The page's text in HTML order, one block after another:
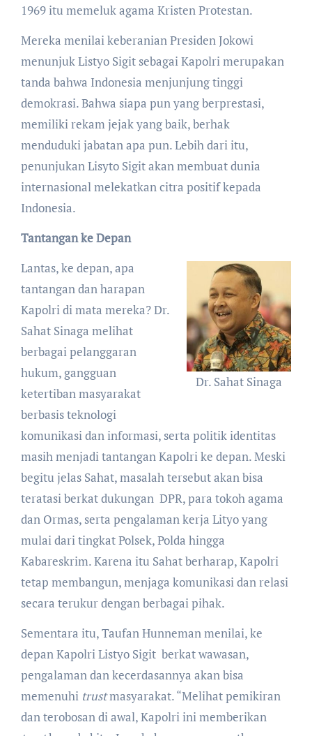
1969 itu memeluk agama Kristen Protestan.
Mereka menilai keberanian Presiden Jokowi
menunjuk Listyo Sigit sebagai Kapolri merupakan
tanda bahwa Indonesia menjunjung tinggi
demokrasi. Bahwa siapa pun yang berprestasi,
memiliki rekam jejak yang baik, berhak
menduduki jabatan apa pun. Lebih dari itu,
penunjukan Lisyto Sigit akan membuat dunia
internasional melekatkan citra positif kepada
Indonesia.
Tantangan ke Depan
Dr. Sahat Sinaga
Lantas, ke depan, apa
tantangan dan harapan
Kapolri di mata mereka? Dr.
Sahat Sinaga melihat
berbagai pelanggaran
hukum, gangguan
ketertiban masyarakat
berbasis teknologi
komunikasi dan informasi, serta politik identitas
masih menjadi tantangan Kapolri ke depan. Meski
begitu jelas Sahat, masalah tersebut akan bisa
teratasi berkat dukungan DPR, para tokoh agama
dan Ormas, serta pengalaman kerja Lityo yang
mulai dari tingkat Polsek, Polda hingga
Kabareskrim. Karena itu Sahat berharap, Kapolri
tetap membangun, menjaga komunikasi dan relasi
secara terukur dengan berbagai pihak.
Sementara itu, Taufan Hunneman menilai, ke
depan Kapolri Listyo Sigit berkat wawasan,
pengalaman dan kecerdasannya akan bisa
memenuhi trustmasyarakat. “Melihat pemikiran
dan terobosan di awal, Kapolri ini memberikan